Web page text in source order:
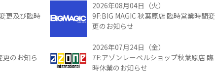
更及び臨時
2026年08月04日（火）
9F:BIG MAGIC 秋葉原店 臨時営業時間変
更のお知らせ
更のお知ら
2026年07月24日（金）
7F:アゾンレーベルショップ秋葉原店 臨
時休業のお知らせ